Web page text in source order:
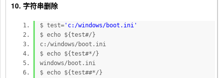
10. 字符串删除
$ test= 'c:/windows/boot.ini'
$ echo ${test#/}
c:/windows/boot.ini
$ echo ${test#*/}
windows/boot.ini
$ echo ${test##*/}